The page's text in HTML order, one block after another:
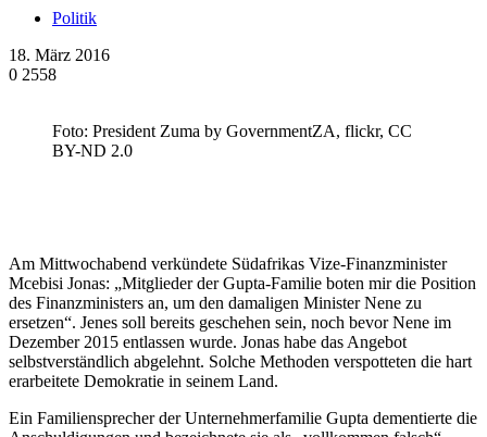
Politik
18. März 2016
0 2558
Foto: President Zuma by GovernmentZA, flickr, CC
BY-ND 2.0
Am Mittwochabend verkündete Südafrikas Vize-Finanzminister
Mcebisi Jonas: „Mitglieder der Gupta-Familie boten mir die Position
des Finanzministers an, um den damaligen Minister Nene zu
ersetzen“. Jenes soll bereits geschehen sein, noch bevor Nene im
Dezember 2015 entlassen wurde. Jonas habe das Angebot
selbstverständlich abgelehnt. Solche Methoden verspotteten die hart
erarbeitete Demokratie in seinem Land.
Ein Familiensprecher der Unternehmerfamilie Gupta dementierte die